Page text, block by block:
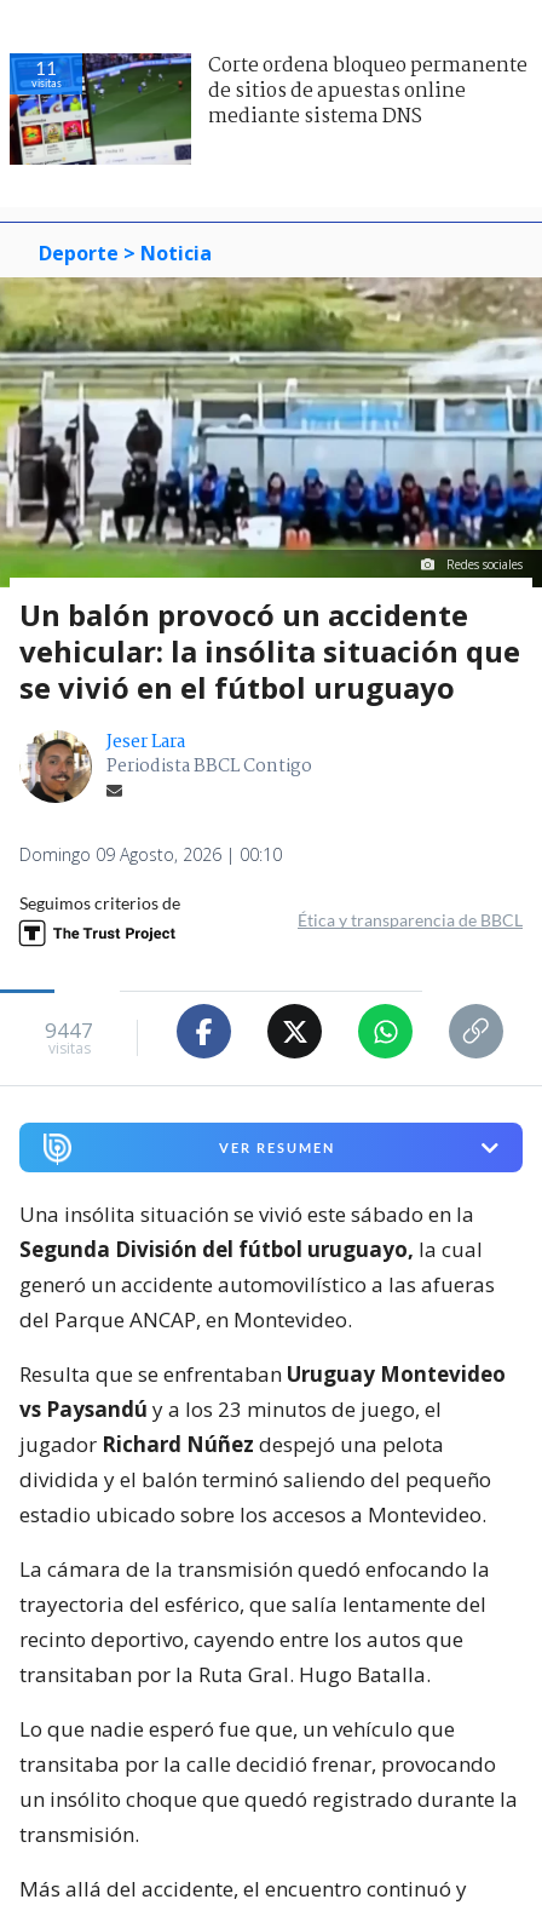
11
visitas
Corte ordena bloqueo permanente
de sitios de apuestas online
mediante sistema DNS
Deporte > Noticia
Redes sociales
Un balón provocó un accidente
vehicular: la insólita situación que
se vivió en el fútbol uruguayo
Jeser Lara
Periodista BBCL Contigo
Domingo 09 Agosto, 2026 | 00:10
Seguimos criterios de
Ética y transparencia de BBCL
9447
visitas
VER RESUMEN
Una insólita situación se vivió este sábado en la
Segunda División del fútbol uruguayo, la cual
generó un accidente automovilístico a las afueras
del Parque ANCAP, en Montevideo.
Resulta que se enfrentaban Uruguay Montevideo
vs Paysandú y a los 23 minutos de juego, el
jugador Richard Núñez despejó una pelota
dividida y el balón terminó saliendo del pequeño
estadio ubicado sobre los accesos a Montevideo.
La cámara de la transmisión quedó enfocando la
trayectoria del esférico, que salía lentamente del
recinto deportivo, cayendo entre los autos que
transitaban por la Ruta Gral. Hugo Batalla.
Lo que nadie esperó fue que, un vehículo que
transitaba por la calle decidió frenar, provocando
un insólito choque que quedó registrado durante la
transmisión.
Más allá del accidente, el encuentro continuó y